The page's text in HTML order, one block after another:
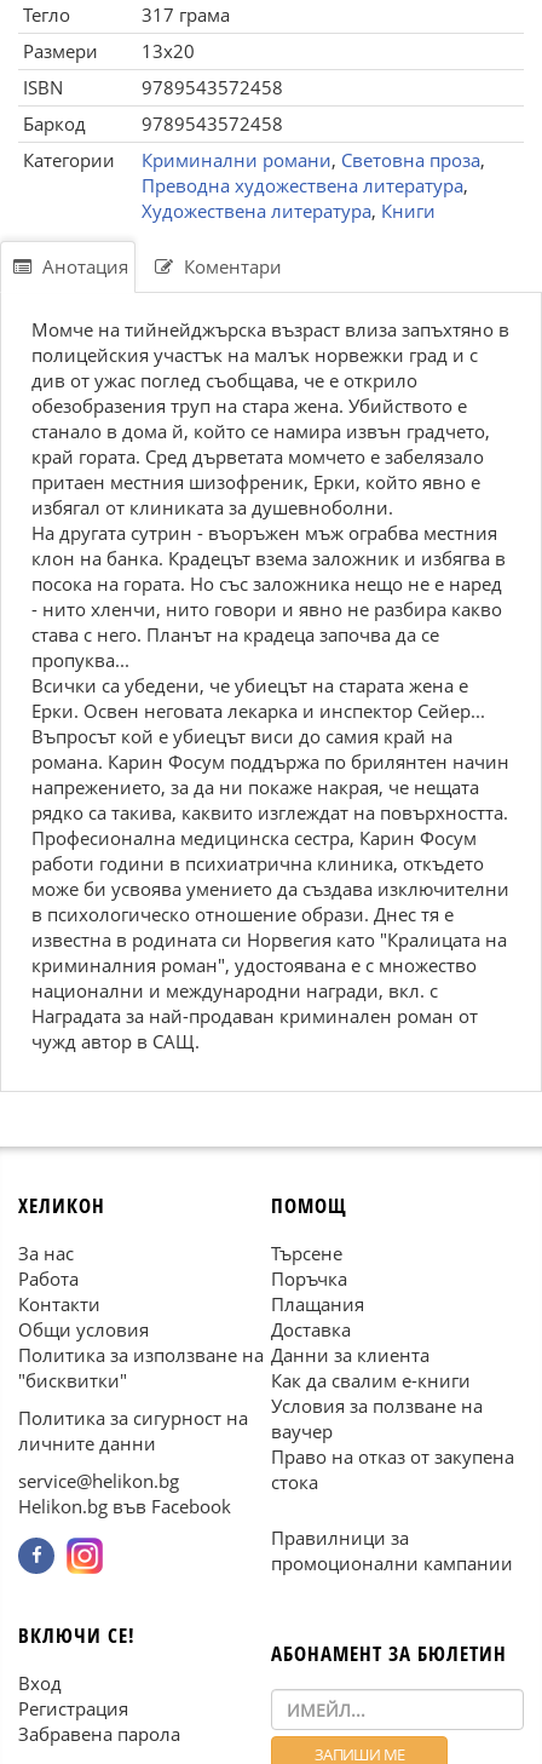
Тегло
317 грама
Размери
13x20
ISBN
9789543572458
Баркод
9789543572458
Категории
Криминални романи, Световна проза,
Преводна художествена литература,
Художествена литература, Книги
Анотация Коментари
Момче на тийнейджърска възраст влиза запъхтяно в
полицейския участък на малък норвежки град и с
див от ужас поглед съобщава, че е открило
обезобразения труп на стара жена. Убийството е
станало в дома й, който се намира извън градчето,
край гората. Сред дърветата момчето е забелязало
притаен местния шизофреник, Ерки, който явно е
избягал от клиниката за душевноболни.
На другата сутрин - въоръжен мъж ограбва местния
клон на банка. Крадецът взема заложник и избягва в
посока на гората. Но със заложника нещо не е наред
- нито хленчи, нито говори и явно не разбира какво
става с него. Планът на крадеца започва да се
пропуква...
Всички са убедени, че убиецът на старата жена е
Ерки. Освен неговата лекарка и инспектор Сейер...
Въпросът кой е убиецът виси до самия край на
романа. Карин Фосум поддържа по брилянтен начин
напрежението, за да ни покаже накрая, че нещата
рядко са такива, каквито изглеждат на повърхността.
Професионална медицинска сестра, Карин Фосум
работи години в психиатрична клиника, откъдето
може би усвоява умението да създава изключителни
в психологическо отношение образи. Днес тя е
известна в родината си Норвегия като "Кралицата на
криминалния роман", удостоявана е с множество
национални и международни награди, вкл. с
Наградата за най-продаван криминален роман от
чужд автор в САЩ.
ХЕЛИКОН
За нас
Работа
Контакти
Общи условия
Политика за използване на
"бисквитки"
Политика за сигурност на
личните данни
service@helikon.bg
Helikon.bg във Facebook
ПОМОЩ
Търсене
Поръчка
Плащания
Доставка
Данни за клиента
Как да свалим е-книги
Условия за ползване на
ваучер
Право на отказ от закупена
стока
Правилници за
промоционални кампании
ВКЛЮЧИ СЕ!
Вход
Регистрация
Забравена парола
АБОНАМЕНТ ЗА БЮЛЕТИН